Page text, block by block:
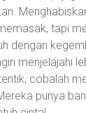
tapi
dengan
menjelajahi
cobalah
punya